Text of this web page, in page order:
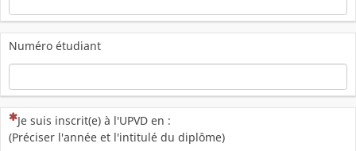
Numéro étudiant
(Cette question est obligatoire)
Je suis inscrit(e) à l'UPVD en :
(Préciser l'année et l'intitulé du diplôme)